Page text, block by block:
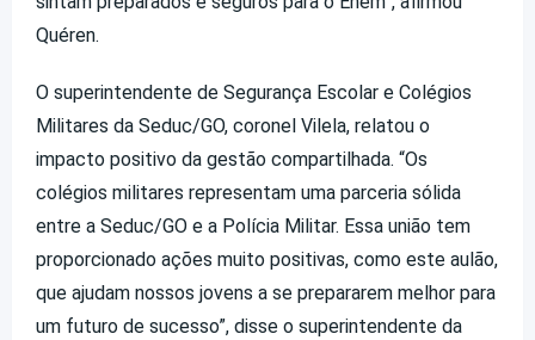
Quéren.
O superintendente de Segurança Escolar e Colégios
Militares da Seduc/GO, coronel Vilela, relatou o
impacto positivo da gestão compartilhada. “Os
colégios militares representam uma parceria sólida
entre a Seduc/GO e a Polícia Militar. Essa união tem
proporcionado ações muito positivas, como este aulão,
que ajudam nossos jovens a se prepararem melhor para
um futuro de sucesso”, disse o superintendente da